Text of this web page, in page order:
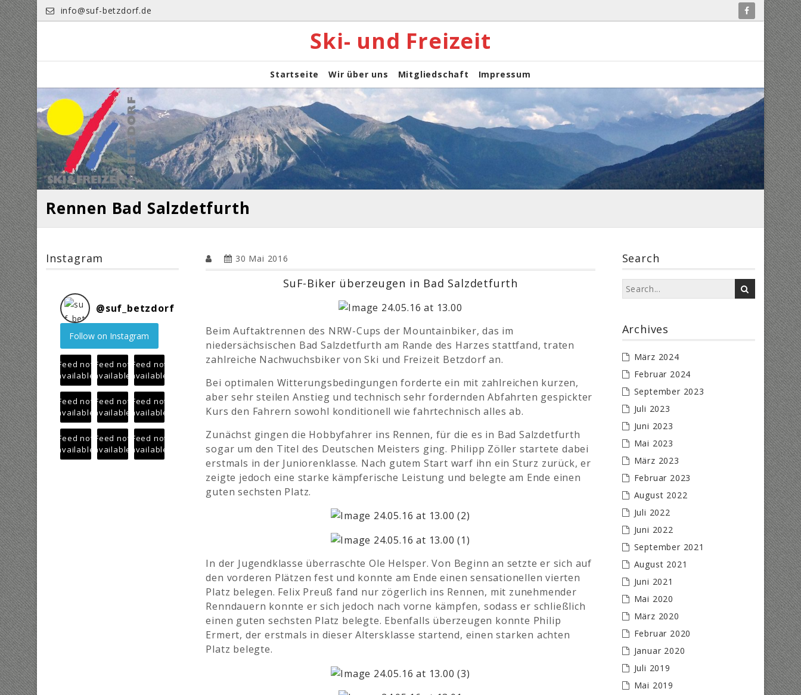
Skip
to
content
info@suf-betzdorf.de
Ski- und Freizeit
Startseite Wir über uns Mitgliedschaft Impressum
Rennen Bad Salzdetfurth
30 Mai 2016
SuF-Biker überzeugen in Bad Salzdetfurth
Beim Auftaktrennen des NRW-Cups der Mountainbiker, das im
niedersächsischen Bad Salzdetfurth am Rande des Harzes stattfand, traten
zahlreiche Nachwuchsbiker von Ski und Freizeit Betzdorf an.
Bei optimalen Witterungsbedingungen forderte ein mit zahlreichen kurzen,
aber sehr steilen Anstieg und technisch sehr fordernden Abfahrten gespickter
Kurs den Fahrern sowohl konditionell wie fahrtechnisch alles ab.
Zunächst gingen die Hobbyfahrer ins Rennen, für die es in Bad Salzdetfurth
sogar um den Titel des Deutschen Meisters ging. Philipp Zöller startete dabei
erstmals in der Juniorenklasse. Nach gutem Start warf ihn ein Sturz zurück, er
zeigte jedoch eine starke kämpferische Leistung und belegte am Ende einen
guten sechsten Platz.
In der Jugendklasse überraschte Ole Helsper. Von Beginn an setzte er sich auf
den vorderen Plätzen fest und konnte am Ende einen sensationellen vierten
Platz belegen. Felix Preuß fand nur zögerlich ins Rennen, mit zunehmender
Renndauern konnte er sich jedoch nach vorne kämpfen, sodass er schließlich
einen guten sechsten Platz belegte. Ebenfalls überzeugen konnte Philip
Ermert, der erstmals in dieser Altersklasse startend, einen starken achten
Platz belegte.
Instagram
@suf_betzdorf
Follow on Instagram
Feed not
available
Feed not
available
Feed not
available
Feed not
available
Feed not
available
Feed not
available
Feed not
available
Feed not
available
Feed not
available
Search
Archives
März 2024
Februar 2024
September 2023
Juli 2023
Juni 2023
Mai 2023
März 2023
Februar 2023
August 2022
Juli 2022
Juni 2022
September 2021
August 2021
Juni 2021
Mai 2020
März 2020
Februar 2020
Januar 2020
Juli 2019
Mai 2019